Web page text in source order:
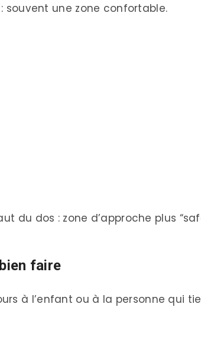
souvent une zone confortable.
du dos : zone d’approche plus
faire
à l’enfant ou à la personne qui